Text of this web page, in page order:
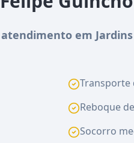
em
Transporte
Reboque
Socorro